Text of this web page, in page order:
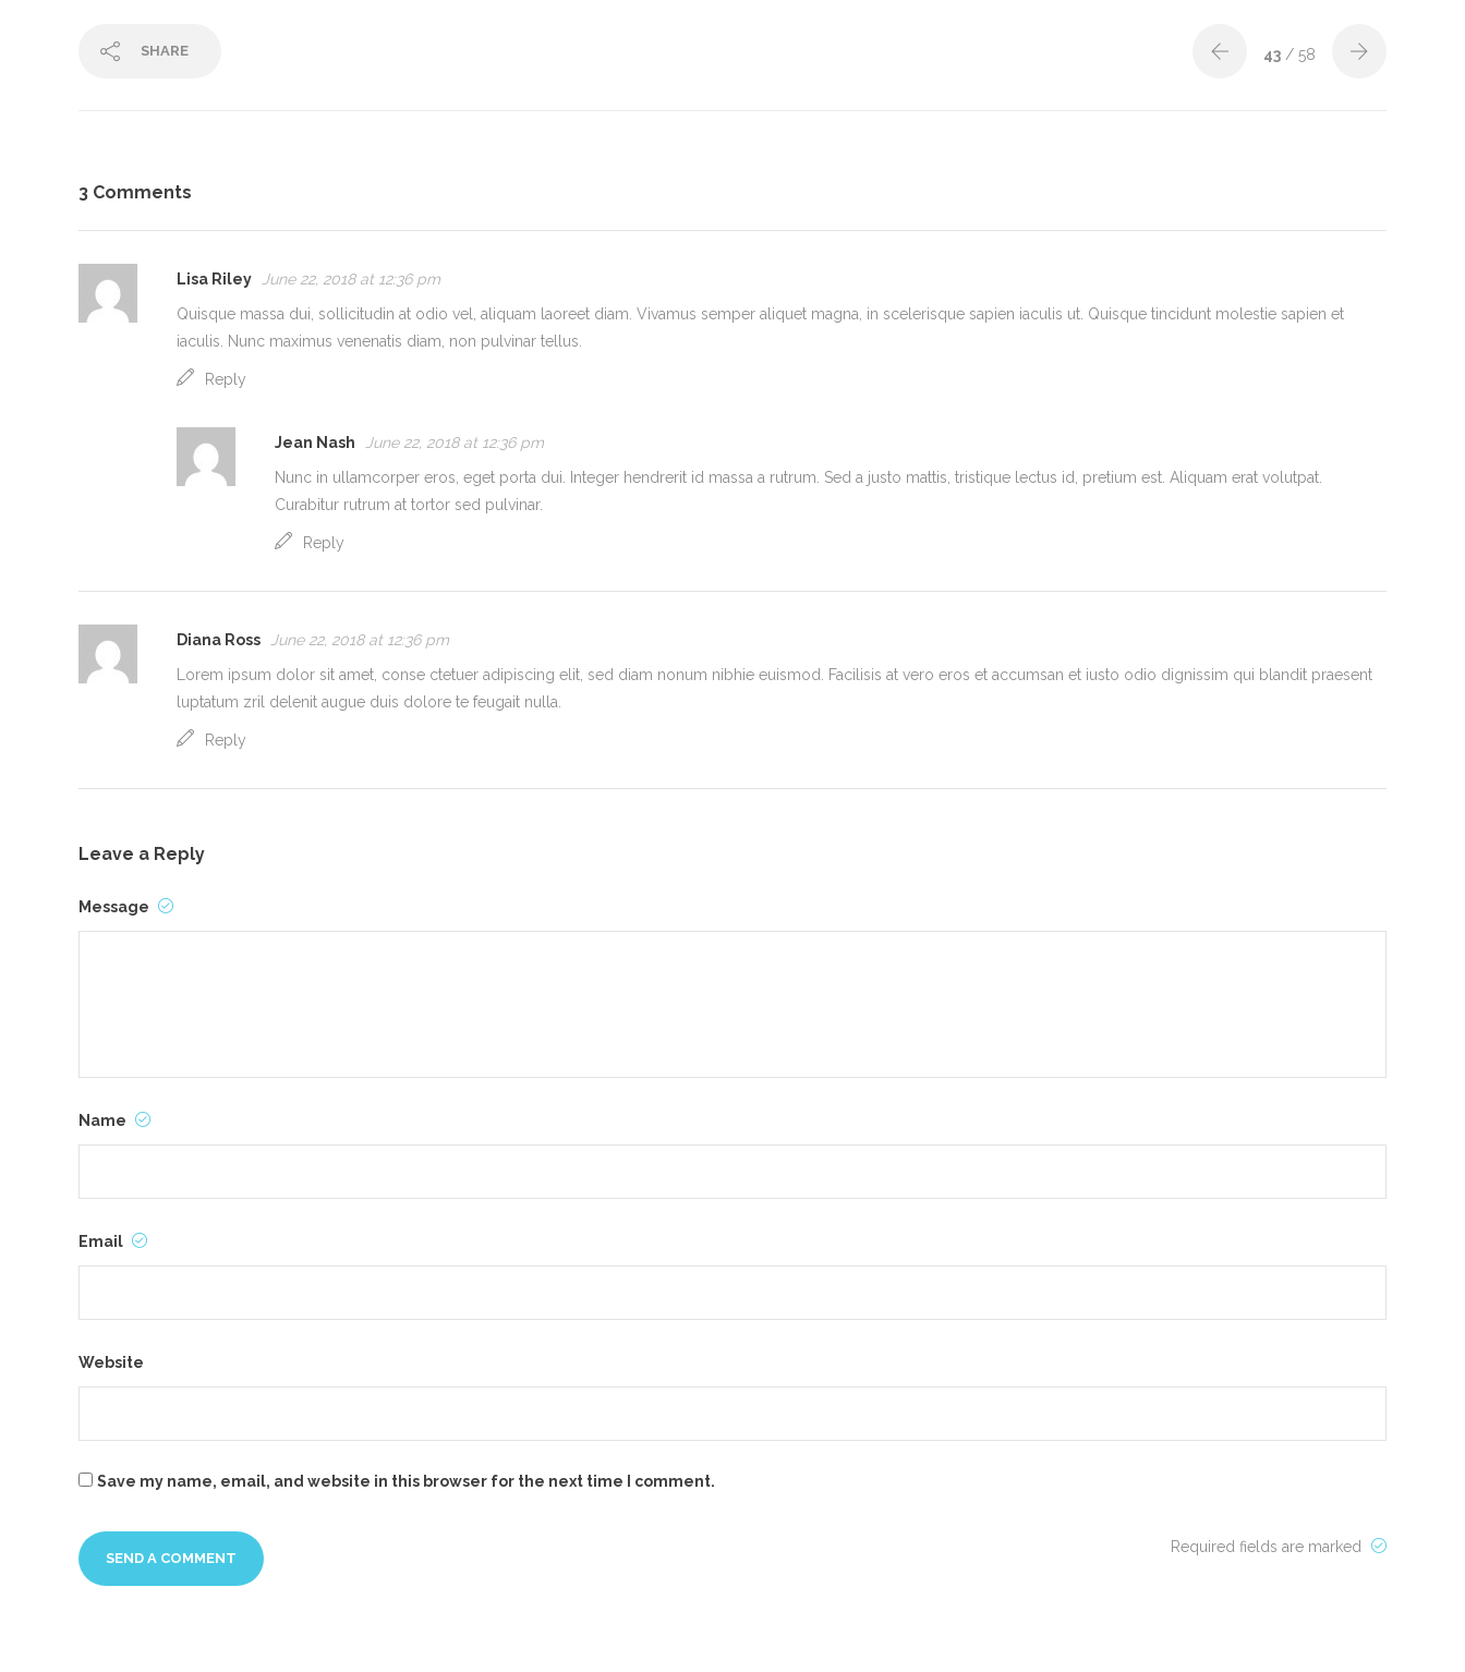
SHARE 43 / 58
3 Comments
Lisa Riley
June 22, 2018 at 12:36 pm
Quisque massa dui, sollicitudin at odio vel, aliquam laoreet diam. Vivamus semper aliquet magna, in scelerisque sapien iaculis ut. Quisque tincidunt molestie sapien et
iaculis. Nunc maximus venenatis diam, non pulvinar tellus.
Reply
Jean Nash
June 22, 2018 at 12:36 pm
Nunc in ullamcorper eros, eget porta dui. Integer hendrerit id massa a rutrum. Sed a justo mattis, tristique lectus id, pretium est. Aliquam erat volutpat.
Curabitur rutrum at tortor sed pulvinar.
Reply
Diana Ross
June 22, 2018 at 12:36 pm
Lorem ipsum dolor sit amet, conse ctetuer adipiscing elit, sed diam nonum nibhie euismod. Facilisis at vero eros et accumsan et iusto odio dignissim qui blandit praesent
luptatum zril delenit augue duis dolore te feugait nulla.
Reply
Leave a Reply
Message
Name
Email
Website
Save my name, email, and website in this browser for the next time I comment.
Required fields are marked